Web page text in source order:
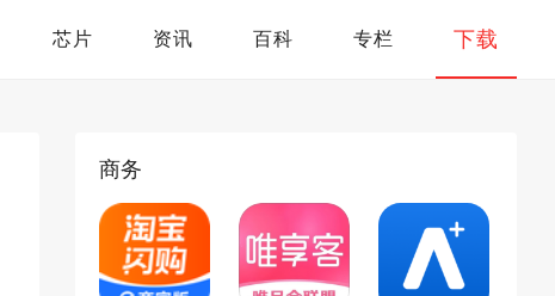
芯片 资讯 百科 专栏 下载
商务